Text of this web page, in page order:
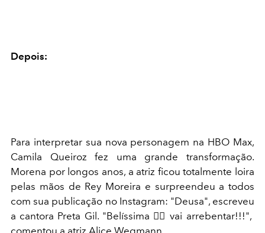
Depois:
Para interpretar sua nova personagem na HBO Max,
Camila Queiroz fez uma grande transformação.
Morena por longos anos, a atriz ficou totalmente loira
pelas mãos de Rey Moreira e surpreendeu a todos
com sua publicação no Instagram: "Deusa", escreveu
a cantora Preta Gil. "Belíssima ❤️‍🔥 vai arrebentar!!!",